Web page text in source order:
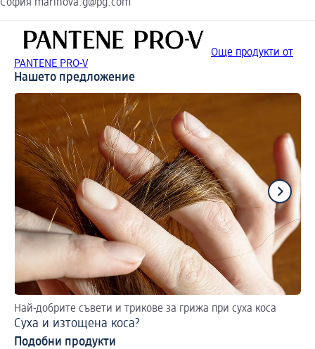
София marinova.g@pg.com
Още продукти от
PANTENE PRO-V
Нашето предложение
Най-добрите съвети и трикове за грижа при суха коса
Суха и изтощена коса?
Подобни продукти